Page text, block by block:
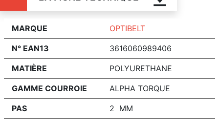
MARQUE OPTIBELT
N° EAN13 3616060989406
MATIÈRE POLYURETHANE
GAMME COURROIE ALPHA TORQUE
PAS 2 MM